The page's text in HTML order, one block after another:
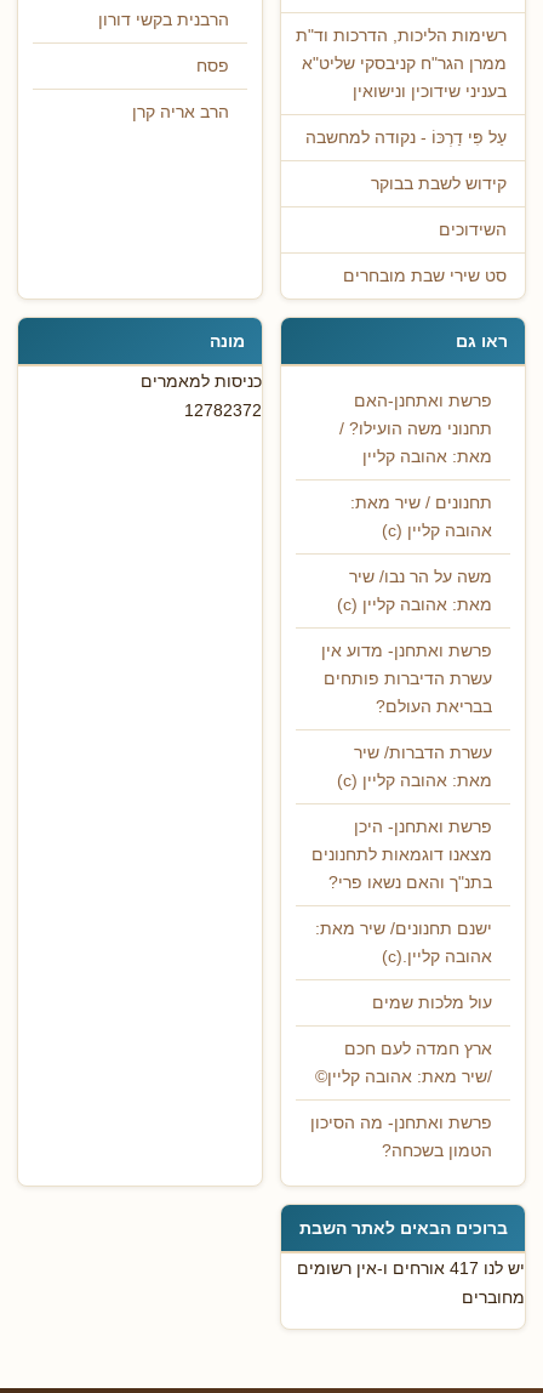
רשימות הליכות, הדרכות וד"ת
ממרן הגר"ח קניבסקי שליט"א
בעניני שידוכין ונישואין
עַל פִּי דַרְכּוֹ - נקודה למחשבה
קידוש לשבת בבוקר
השידוכים
סט שירי שבת מובחרים
הרבנית בקשי דורון
פסח
הרב אריה קרן
ראו גם
פרשת ואתחנן-האם
תחנוני משה הועילו? /
מאת: אהובה קליין
תחנונים / שיר מאת:
אהובה קליין (c)
משה על הר נבו/ שיר
מאת: אהובה קליין (c)
פרשת ואתחנן- מדוע אין
עשרת הדיברות פותחים
בבריאת העולם?
עשרת הדברות/ שיר
מאת: אהובה קליין (c)
פרשת ואתחנן- היכן
מצאנו דוגמאות לתחנונים
בתנ"ך והאם נשאו פרי?
ישנם תחנונים/ שיר מאת:
אהובה קליין.(c)
עול מלכות שמים
ארץ חמדה לעם חכם
/שיר מאת: אהובה קליין©
פרשת ואתחנן- מה הסיכון
הטמון בשכחה?
מונה
כניסות למאמרים
12782372
ברוכים הבאים לאתר השבת
יש לנו 417 אורחים ו-אין רשומים
מחוברים